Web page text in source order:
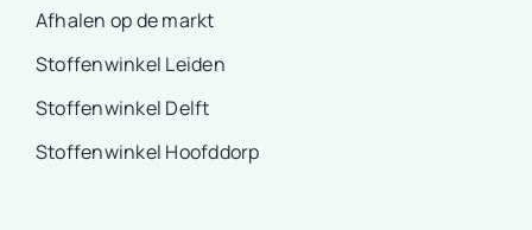
Afhalen op de markt
Stoffenwinkel Leiden
Stoffenwinkel Delft
Stoffenwinkel Hoofddorp